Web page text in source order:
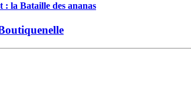
: la Bataille des ananas